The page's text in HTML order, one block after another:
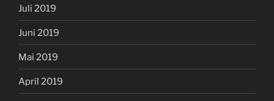
Juli 2019
Juni 2019
Mai 2019
April 2019